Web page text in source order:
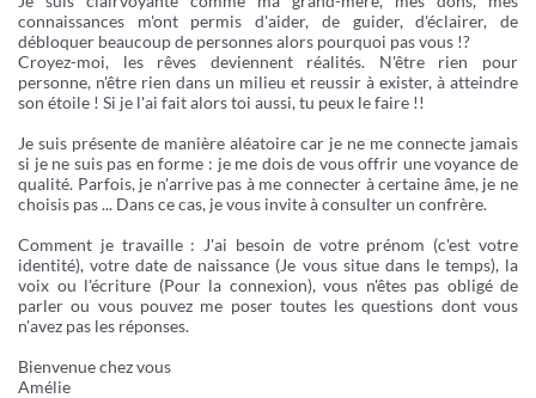
connaissances m'ont permis d'aider, de guider, d'éclairer, de
débloquer beaucoup de personnes alors pourquoi pas vous !?
Croyez-moi, les rêves deviennent réalités. N'être rien pour
personne, n'être rien dans un milieu et reussir à exister, à atteindre
son étoile ! Si je l'ai fait alors toi aussi, tu peux le faire !!
Je suis présente de manière aléatoire car je ne me connecte jamais
si je ne suis pas en forme : je me dois de vous offrir une voyance de
qualité. Parfois, je n'arrive pas à me connecter à certaine âme, je ne
choisis pas ... Dans ce cas, je vous invite à consulter un confrère.
Comment je travaille : J'ai besoin de votre prénom (c'est votre
identité), votre date de naissance (Je vous situe dans le temps), la
voix ou l'écriture (Pour la connexion), vous n'êtes pas obligé de
parler ou vous pouvez me poser toutes les questions dont vous
n'avez pas les réponses.
Bienvenue chez vous
Amélie